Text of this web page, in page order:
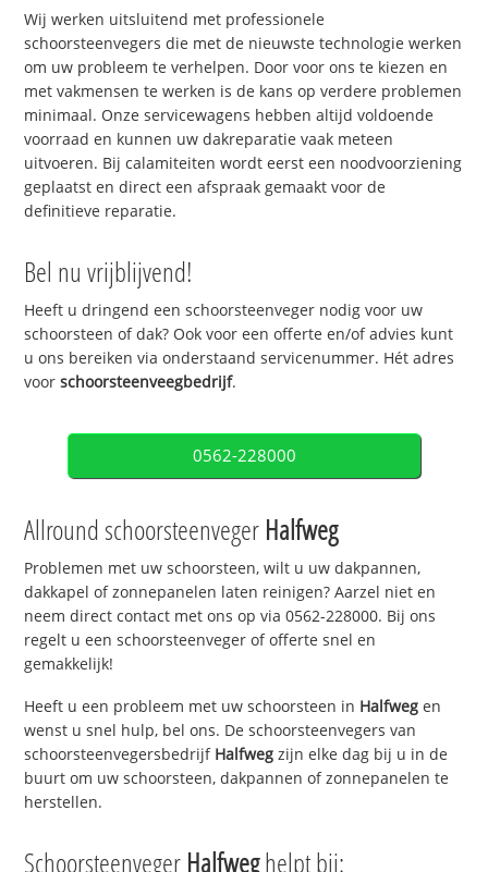
Wij werken uitsluitend met professionele
schoorsteenvegers die met de nieuwste technologie werken
om uw probleem te verhelpen. Door voor ons te kiezen en
met vakmensen te werken is de kans op verdere problemen
minimaal. Onze servicewagens hebben altijd voldoende
voorraad en kunnen uw dakreparatie vaak meteen
uitvoeren. Bij calamiteiten wordt eerst een noodvoorziening
geplaatst en direct een afspraak gemaakt voor de
definitieve reparatie.
Bel nu vrijblijvend!
Heeft u dringend een schoorsteenveger nodig voor uw
schoorsteen of dak? Ook voor een offerte en/of advies kunt
u ons bereiken via onderstaand servicenummer. Hét adres
voorschoorsteenveegbedrijf.
0562-228000
Allround schoorsteenveger Halfweg
Problemen met uw schoorsteen, wilt u uw dakpannen,
dakkapel of zonnepanelen laten reinigen? Aarzel niet en
neem direct contact met ons op via 0562-228000. Bij ons
regelt u een schoorsteenveger of offerte snel en
gemakkelijk!
Heeft u een probleem met uw schoorsteen in Halfweg en
wenst u snel hulp, bel ons. De schoorsteenvegers van
schoorsteenvegersbedrijf Halfweg zijn elke dag bij u in de
buurt om uw schoorsteen, dakpannen of zonnepanelen te
herstellen.
Schoorsteenveger Halfweghelpt bij: